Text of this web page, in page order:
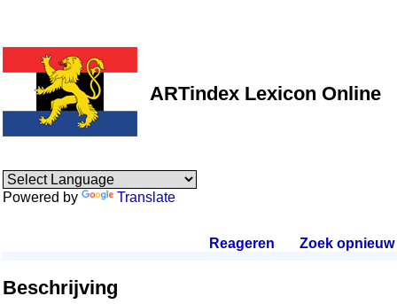
ARTindex Lexicon Online
Powered by Translate
Reageren Zoek opnieuw.
Beschrijving